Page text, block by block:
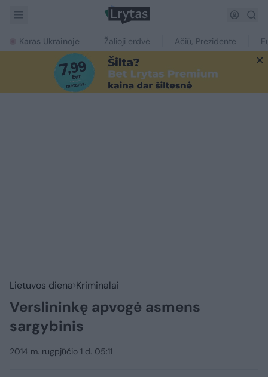
Karas Ukrainoje Žalioji erdvė Ačiū, Prezidente
Lietuvos diena Kriminalai
Verslininkę apvogė asmens
sargybinis
2014 m. rugpjūčio 1 d. 05:11